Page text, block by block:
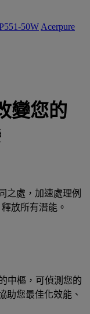
50W Acerpure
變您的
之處，加速處理例
放所有潛能。
中樞，可偵測您的
助您最佳化效能、